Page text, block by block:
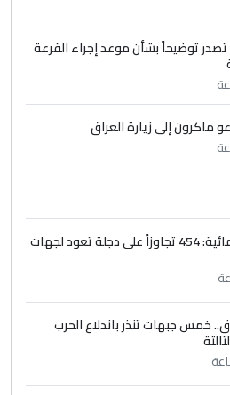
توضيحاً بشأن موعد إجراء القرعة
ماكرون إلى زيارة العراق
الموارد المائية: 454 تجاوزاً على دجلة تعود لجهات
خمس جبهات تنذر باندلاع الحرب